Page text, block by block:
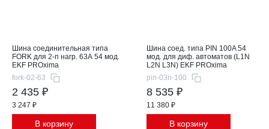
Шина соединительная типа
FORK для 2-п нагр. 63А 54 мод.
EKF PROxima
fork-02-63
2 435 ₽
3 247 ₽
В корзину
Шина соед. типа PIN 100A 54
мод. для диф. автоматов (L1N
L2N L3N) EKF PROxima
pin-03n-100
8 535 ₽
11 380 ₽
В корзину